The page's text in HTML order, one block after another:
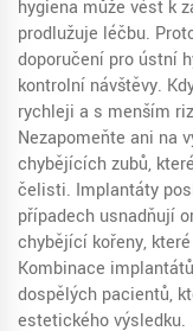
hygiena může vést k
prodlužuje léčbu.
doporučení pro ústní
kontrolní návštěvy.
rychleji a s menším
Nezapomeňte ani na
chybějících zubů,
čelisti. Implantáty
případech usnadňují
chybějící kořeny,
Kombinace
dospělých pacientů,
estetického výsledku.